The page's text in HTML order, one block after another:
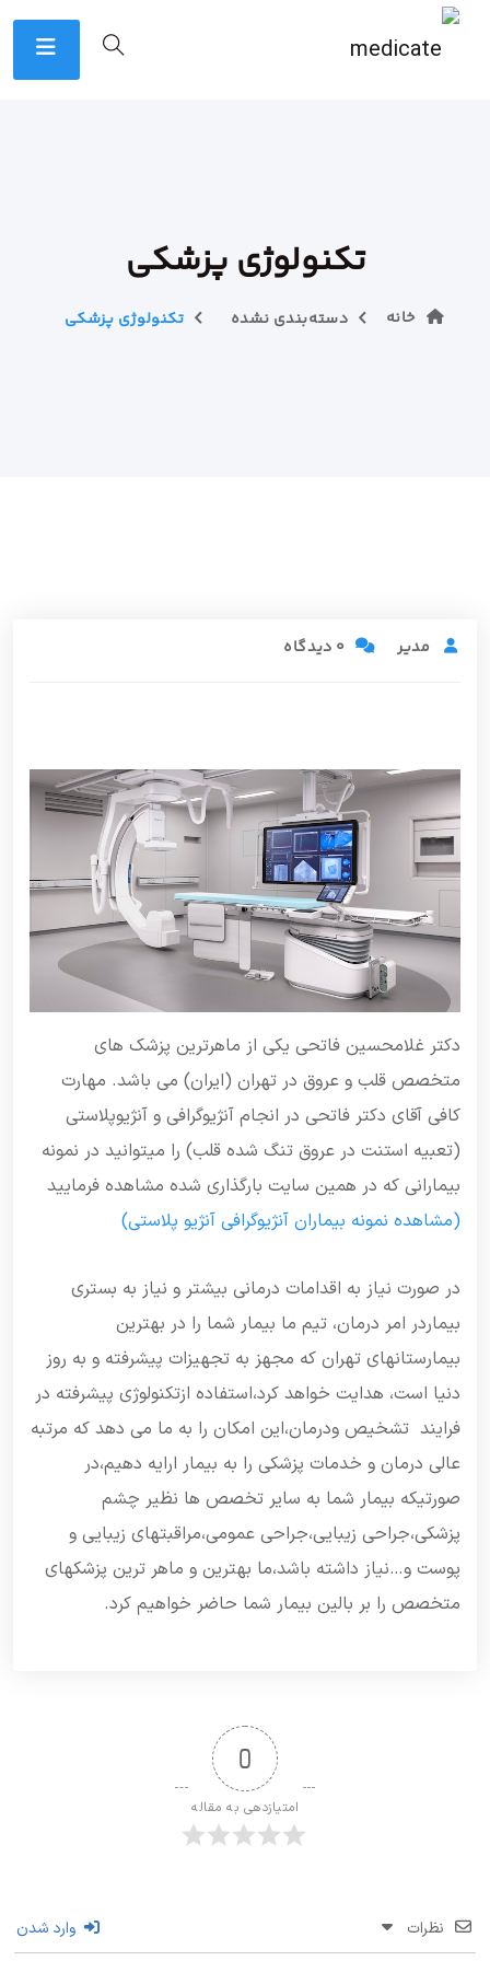
تکنولوژی پزشکی
خانه دسته‌بندی نشده تکنولوژی پزشکی
مدیر 0 دیدگاه
دکتر غلامحسین فاتحی یکی از ماهرترین پزشک های
متخصص قلب و عروق در تهران (ایران) می باشد. مهارت
کافی آقای دکتر فاتحی در انجام آنژیوگرافی و آنژیوپلاستی
(تعبیه استنت در عروق تنگ شده قلب) را میتوانید در نمونه
بیمارانی که در همین سایت بارگذاری شده مشاهده فرمایید
(مشاهده نمونه بیماران آنژیوگرافی آنژیو پلاستی)
در صورت نیاز به اقدامات درمانی بیشتر و نیاز به بستری
بیماردر امر درمان، تیم ما بیمار شما را در بهترین
بیمارستانهای تهران که مجهز به تجهیزات پیشرفته و به روز
دنیا است، هدایت خواهد کرد،استفاده ازتکنولوژی پیشرفته در
فرایند تشخیص ودرمان،این امکان را به ما می دهد که مرتبه
عالی درمان و خدمات پزشکی را به بیمار ارایه دهیم،در
صورتیکه بیمار شما به سایر تخصص ها نظیر چشم
پزشکی،جراحی زیبایی،جراحی عمومی،مراقبتهای زیبایی و
پوست و…نیاز داشته باشد،ما بهترین و ماهر ترین پزشکهای
متخصص را بر بالین بیمار شما حاضر خواهیم کرد.
0
امتیازدهی به مقاله
نظرات وارد شدن